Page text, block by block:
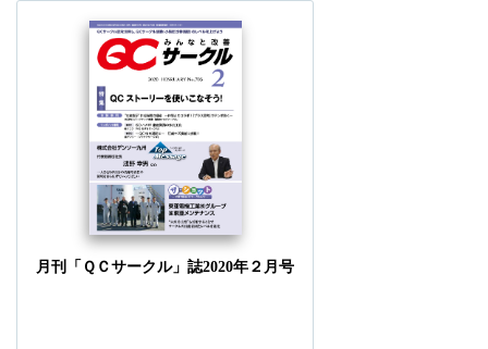
月刊「ＱＣサークル」誌2020年２月号